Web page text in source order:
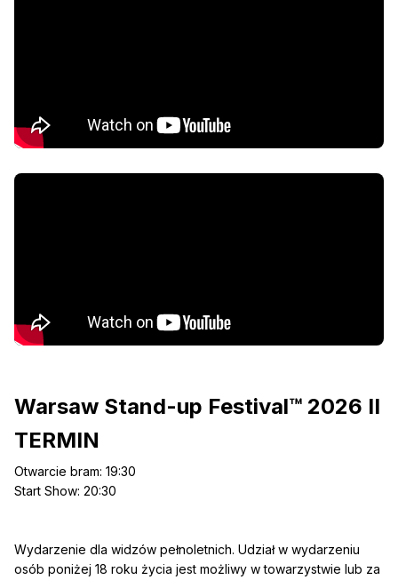
Warsaw Stand-up Festival™ 2026 II
TERMIN
Otwarcie bram: 19:30
Start Show: 20:30
Wydarzenie dla widzów pełnoletnich. Udział w wydarzeniu
osób poniżej 18 roku życia jest możliwy w towarzystwie lub za